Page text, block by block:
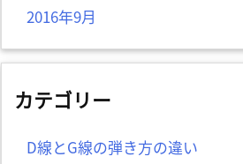
2016年9月
カテゴリー
D線とG線の弾き方の違い